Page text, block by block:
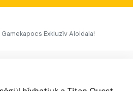
Exkluzív Aloldala!